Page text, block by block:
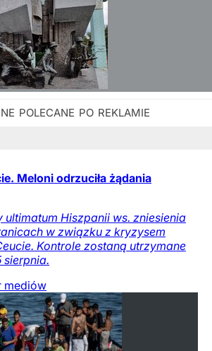
Meloni odrzuciła żądania
ultimatum Hiszpanii ws. zniesienia
w związku z kryzysem
Kontrole zostaną utrzymane
sierpnia.
mediów